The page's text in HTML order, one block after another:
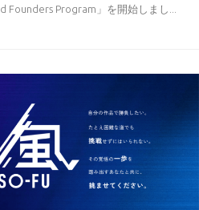
Founders Program」を開始しまし...